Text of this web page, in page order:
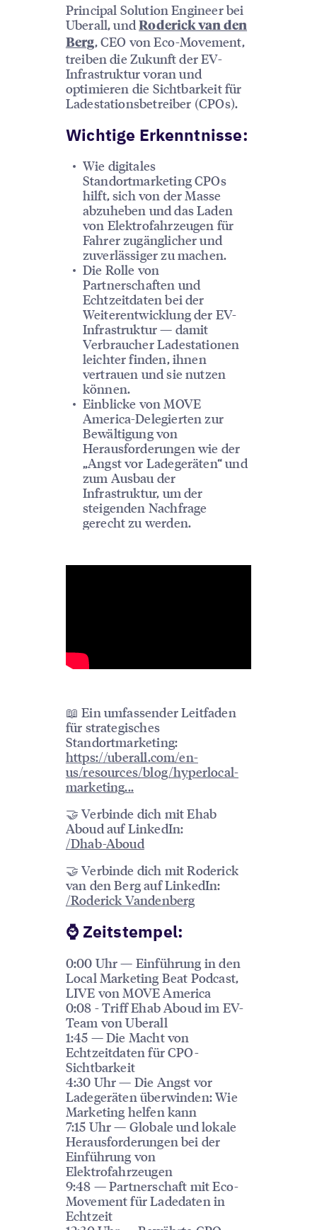
Principal Solution Engineer bei
Uberall, undRoderick van den
Berg, CEO von Eco-Movement,
treiben die Zukunft der EV-
Infrastruktur voran und
optimieren die Sichtbarkeit für
Ladestationsbetreiber (CPOs).
Wichtige Erkenntnisse:
Wie digitales
Standortmarketing CPOs
hilft, sich von der Masse
abzuheben und das Laden
von Elektrofahrzeugen für
Fahrer zugänglicher und
zuverlässiger zu machen.
Die Rolle von
Partnerschaften und
Echtzeitdaten bei der
Weiterentwicklung der EV-
Infrastruktur — damit
Verbraucher Ladestationen
leichter finden, ihnen
vertrauen und sie nutzen
können.
Einblicke von MOVE
America-Delegierten zur
Bewältigung von
Herausforderungen wie der
„Angst vor Ladegeräten“ und
zum Ausbau der
Infrastruktur, um der
steigenden Nachfrage
gerecht zu werden.
📖 Ein umfassender Leitfaden
für strategisches
Standortmarketing:
https://uberall.com/en-
us/resources/blog/hyperlocal-
marketing...
🤝 Verbinde dich mit Ehab
Aboud auf LinkedIn:
/Dhab-Aboud
🤝 Verbinde dich mit Roderick
van den Berg auf LinkedIn:
/Roderick Vandenberg
️⌚️ Zeitstempel:
0:00 Uhr — Einführung in den
Local Marketing Beat Podcast,
LIVE von MOVE America
0:08 - Triff Ehab Aboud im EV-
Team von Uberall
1:45 — Die Macht von
Echtzeitdaten für CPO-
Sichtbarkeit
4:30 Uhr — Die Angst vor
Ladegeräten überwinden: Wie
Marketing helfen kann
7:15 Uhr — Globale und lokale
Herausforderungen bei der
Einführung von
Elektrofahrzeugen
9:48 — Partnerschaft mit Eco-
Movement für Ladedaten in
Echtzeit